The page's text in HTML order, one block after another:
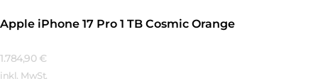
Apple iPhone 17 Pro 1 TB Cosmic Orange
1.784,90 €
inkl. MwSt.